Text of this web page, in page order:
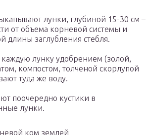
лунки, глубиной 15-30 см –
от объема корневой системы и
длины заглубления стебля.
лунку удобрением (золой,
компостом, толченой скорлупой
туда же воду.
поочередно кустики в
лунки.
ком землей